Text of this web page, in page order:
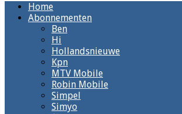
Home
Abonnementen
Ben
Hi
Hollandsnieuwe
Kpn
MTV Mobile
Robin Mobile
Simpel
Simyo